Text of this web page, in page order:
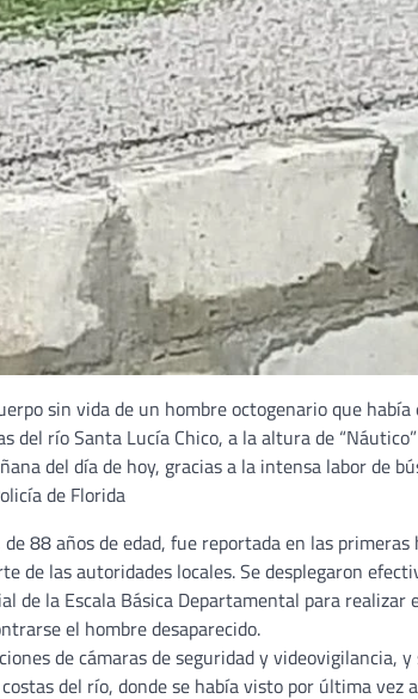
sin vida de un hombre octogenario que
del río Santa Lucía Chico, a la altura de
del día de hoy, gracias a la intensa labor de
de Florida
88 años de edad, fue reportada en las
de las autoridades locales. Se desplegaron
de la Escala Básica Departamental para
el hombre desaparecido.
de cámaras de seguridad y videovigilancia,
del río, donde se había visto por última vez